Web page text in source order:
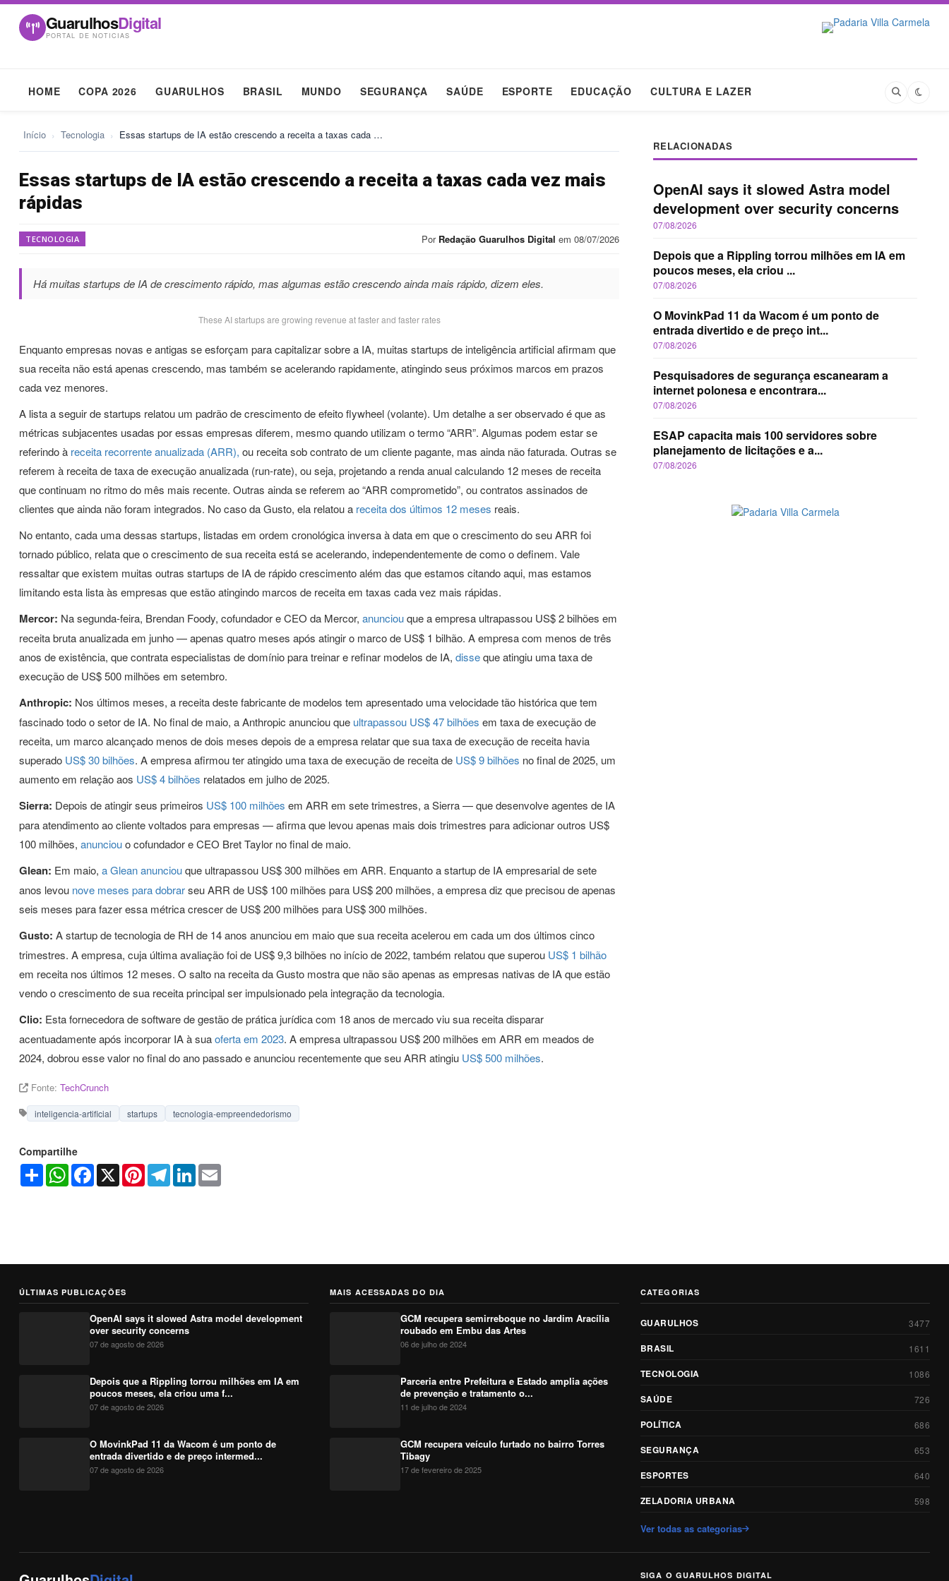
GuarulhosDigital
PORTAL DE NOTICIAS
HOME COPA 2026 GUARULHOS BRASIL MUNDO SEGURANÇA SAÚDE ESPORTE EDUCAÇÃO CULTURA E LAZER
Início › Tecnologia › Essas startups de IA estão crescendo a receita a taxas cada …
Essas startups de IA estão crescendo a receita a taxas cada vez mais
rápidas
TECNOLOGIA Por Redação Guarulhos Digital em 08/07/2026
Há muitas startups de IA de crescimento rápido, mas algumas estão crescendo ainda mais rápido, dizem eles.
These AI startups are growing revenue at faster and faster rates
Enquanto empresas novas e antigas se esforçam para capitalizar sobre a IA, muitas startups de inteligência artificial afirmam que
sua receita não está apenas crescendo, mas também se acelerando rapidamente, atingindo seus próximos marcos em prazos
cada vez menores.
A lista a seguir de startups relatou um padrão de crescimento de efeito flywheel (volante). Um detalhe a ser observado é que as
métricas subjacentes usadas por essas empresas diferem, mesmo quando utilizam o termo “ARR”. Algumas podem estar se
referindo à receita recorrente anualizada (ARR), ou receita sob contrato de um cliente pagante, mas ainda não faturada. Outras se
referem à receita de taxa de execução anualizada (run-rate), ou seja, projetando a renda anual calculando 12 meses de receita
que continuam no ritmo do mês mais recente. Outras ainda se referem ao “ARR comprometido”, ou contratos assinados de
clientes que ainda não foram integrados. No caso da Gusto, ela relatou a receita dos últimos 12 meses reais.
No entanto, cada uma dessas startups, listadas em ordem cronológica inversa à data em que o crescimento do seu ARR foi
tornado público, relata que o crescimento de sua receita está se acelerando, independentemente de como o definem. Vale
ressaltar que existem muitas outras startups de IA de rápido crescimento além das que estamos citando aqui, mas estamos
limitando esta lista às empresas que estão atingindo marcos de receita em taxas cada vez mais rápidas.
Mercor: Na segunda-feira, Brendan Foody, cofundador e CEO da Mercor, anunciouque a empresa ultrapassou US$ 2 bilhões em
receita bruta anualizada em junho — apenas quatro meses após atingir o marco de US$ 1 bilhão. A empresa com menos de três
anos de existência, que contrata especialistas de domínio para treinar e refinar modelos de IA, disseque atingiu uma taxa de
execução de US$ 500 milhões em setembro.
Anthropic: Nos últimos meses, a receita deste fabricante de modelos tem apresentado uma velocidade tão histórica que tem
fascinado todo o setor de IA. No final de maio, a Anthropic anunciou que ultrapassou US$ 47 bilhões em taxa de execução de
receita, um marco alcançado menos de dois meses depois de a empresa relatar que sua taxa de execução de receita havia
superado US$ 30 bilhões. A empresa afirmou ter atingido uma taxa de execução de receita de US$ 9 bilhões no final de 2025, um
aumento em relação aos US$ 4 bilhões relatados em julho de 2025.
Sierra: Depois de atingir seus primeiros US$ 100 milhões em ARR em sete trimestres, a Sierra — que desenvolve agentes de IA
para atendimento ao cliente voltados para empresas — afirma que levou apenas mais dois trimestres para adicionar outros US$
100 milhões, anunciouo cofundador e CEO Bret Taylor no final de maio.
Glean: Em maio, a Glean anunciouque ultrapassou US$ 300 milhões em ARR. Enquanto a startup de IA empresarial de sete
anos levou nove meses para dobrarseu ARR de US$ 100 milhões para US$ 200 milhões, a empresa diz que precisou de apenas
seis meses para fazer essa métrica crescer de US$ 200 milhões para US$ 300 milhões.
Gusto: A startup de tecnologia de RH de 14 anos anunciou em maio que sua receita acelerou em cada um dos últimos cinco
trimestres. A empresa, cuja última avaliação foi de US$ 9,3 bilhões no início de 2022, também relatou que superou US$ 1 bilhão
em receita nos últimos 12 meses. O salto na receita da Gusto mostra que não são apenas as empresas nativas de IA que estão
vendo o crescimento de sua receita principal ser impulsionado pela integração da tecnologia.
Clio: Esta fornecedora de software de gestão de prática jurídica com 18 anos de mercado viu sua receita disparar
acentuadamente após incorporar IA à suaoferta em 2023. A empresa ultrapassou US$ 200 milhões em ARR em meados de
2024, dobrou esse valor no final do ano passado e anunciou recentemente que seu ARR atingiu US$ 500 milhões.
Fonte: TechCrunch
inteligencia-artificial startups tecnologia-empreendedorismo
Compartilhe
Share WhatsAppFacebook
X PinterestTelegramLinkedIn
RELACIONADAS
OpenAI says it slowed Astra model
development over security concerns
07/08/2026
Depois que a Rippling torrou milhões em IA em
poucos meses, ela criou ...
07/08/2026
O MovinkPad 11 da Wacom é um ponto de
entrada divertido e de preço int...
07/08/2026
Pesquisadores de segurança escanearam a
internet polonesa e encontrara...
07/08/2026
ESAP capacita mais 100 servidores sobre
planejamento de licitações e a...
07/08/2026
ÚLTIMAS PUBLICAÇÕES
OpenAI says it slowed Astra model development
over security concerns
07 de agosto de 2026
Depois que a Rippling torrou milhões em IA em
poucos meses, ela criou uma f...
07 de agosto de 2026
O MovinkPad 11 da Wacom é um ponto de
entrada divertido e de preço intermed...
07 de agosto de 2026
MAIS ACESSADAS DO DIA
GCM recupera semirreboque no Jardim Aracília
roubado em Embu das Artes
06 de julho de 2024
Parceria entre Prefeitura e Estado amplia ações
de prevenção e tratamento o...
11 de julho de 2024
GCM recupera veículo furtado no bairro Torres
Tibagy
17 de fevereiro de 2025
CATEGORIAS
GUARULHOS 3477
BRASIL 1611
TECNOLOGIA 1086
SAÚDE 726
POLÍTICA 686
SEGURANÇA 653
ESPORTES 640
ZELADORIA URBANA 598
Ver todas as categorias
SIGA O GUARULHOS DIGITAL